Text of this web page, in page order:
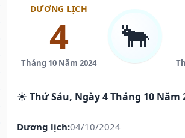
DƯƠNG LỊCH
4
Tháng 10 Năm 2024
🐂
☀️ Thứ Sáu, Ngày 4 Tháng 10 Năm
Dương lịch:04/10/2024